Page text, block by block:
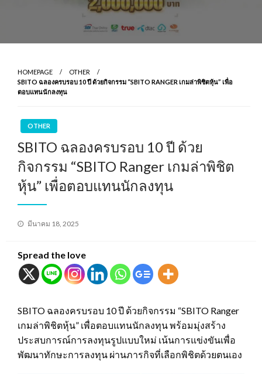
HOMEPAGE
OTHER
SBITO ฉลองครบรอบ 10 ปี ด้วยกิจกรรม “SBITO RANGER เกมล่าพิชิตหุ้น” เพื่อ
ตอบแทนนักลงทุน
OTHER
SBITO ฉลองครบรอบ 10 ปี ด้วย
กิจกรรม “SBITO Ranger เกมล่าพิชิต
หุ้น” เพื่อตอบแทนนักลงทุน
Posted
มีนาคม 18, 2025
Spread the love
SBITO ฉลองครบรอบ 10 ปี ด้วยกิจกรรม “SBITO Ranger
เกมล่าพิชิตหุ้น” เพื่อตอบแทนนักลงทุน พร้อมมุ่งสร้าง
ประสบการณ์การลงทุนรูปแบบใหม่ เน้นการแข่งขันเพื่อ
พัฒนาทักษะการลงทุน ผ่านภารกิจที่เลือกพิชิตด้วยตนเอง